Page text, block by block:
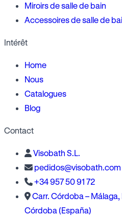
Miroirs de salle de bain
Accessoires de salle de
Intérêt
Home
Nous
Catalogues
Blog
Contact
Visobath S.L.
pedidos@visobath.com
+34 957 50 91 72
Carr. Córdoba –
Córdoba (España)